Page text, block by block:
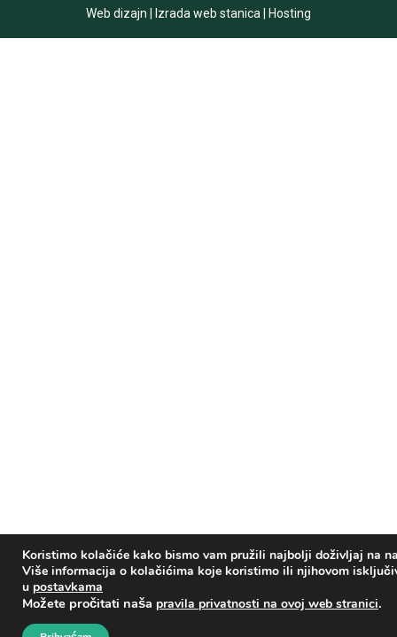
Koristimo kolačiće kako bismo vam pružili najbolji doživljaj na
Više informacija o kolačićima koje koristimo ili njihovom
u postavkama
Možete pročitati naša pravila privatnosti na ovoj web stranici.
Web dizajn
Izrada web stanica Hosting